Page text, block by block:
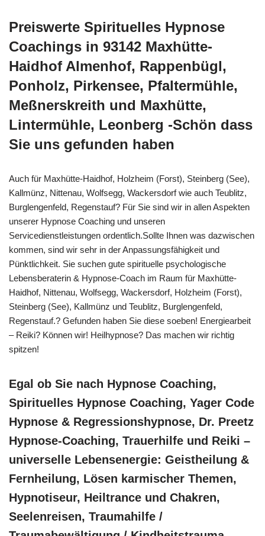
Preiswerte Spirituelles Hypnose
Coachings in 93142 Maxhütte-
Haidhof Almenhof, Rappenbügl,
Ponholz, Pirkensee, Pfaltermühle,
Meßnerskreith und Maxhütte,
Lintermühle, Leonberg -Schön dass
Sie uns gefunden haben
Auch für Maxhütte-Haidhof, Holzheim (Forst), Steinberg (See),
Kallmünz, Nittenau, Wolfsegg, Wackersdorf wie auch Teublitz,
Burglengenfeld, Regenstauf? Für Sie sind wir in allen Aspekten
unserer Hypnose Coaching und unseren
Servicedienstleistungen ordentlich.Sollte Ihnen was dazwischen
kommen, sind wir sehr in der Anpassungsfähigkeit und
Pünktlichkeit. Sie suchen gute spirituelle psychologische
Lebensberaterin & Hypnose-Coach im Raum für Maxhütte-
Haidhof, Nittenau, Wolfsegg, Wackersdorf, Holzheim (Forst),
Steinberg (See), Kallmünz und Teublitz, Burglengenfeld,
Regenstauf.? Gefunden haben Sie diese soeben! Energiearbeit
– Reiki? Können wir! Heilhypnose? Das machen wir richtig
spitzen!
Egal ob Sie nach Hypnose Coaching,
Spirituelles Hypnose Coaching, Yager Code
Hypnose & Regressionshypnose, Dr. Preetz
Hypnose-Coaching, Trauerhilfe und Reiki –
universelle Lebensenergie: Geistheilung &
Fernheilung, Lösen karmischer Themen,
Hypnotiseur, Heiltrance und Chakren,
Seelenreisen, Traumahilfe /